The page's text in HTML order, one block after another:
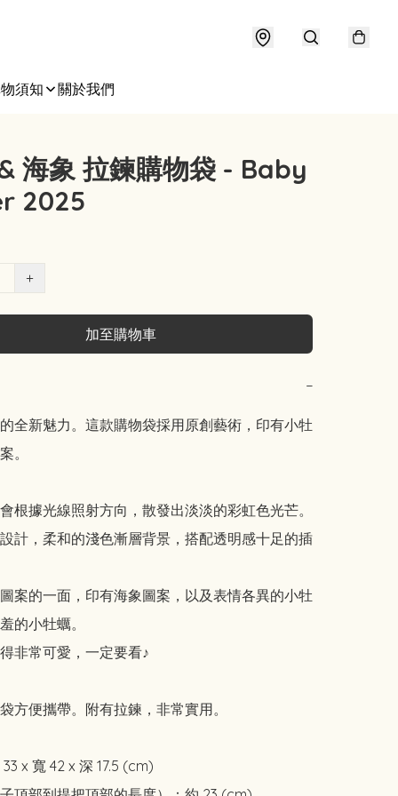
須知 關於我們
海象 拉鍊購物袋 - Baby
2025
+
加至購物車
−
全新魅力。這款購物袋採用原創藝術，印有小牡
。
根據光線照射方向，散發出淡淡的彩虹色光芒。
計，柔和的淺色漸層背景，搭配透明感十足的插
案的一面，印有海象圖案，以及表情各異的小牡
的小牡蠣。
非常可愛，一定要看♪
方便攜帶。附有拉鍊，非常實用。
x 寬 42 x 深 17.5 (cm)